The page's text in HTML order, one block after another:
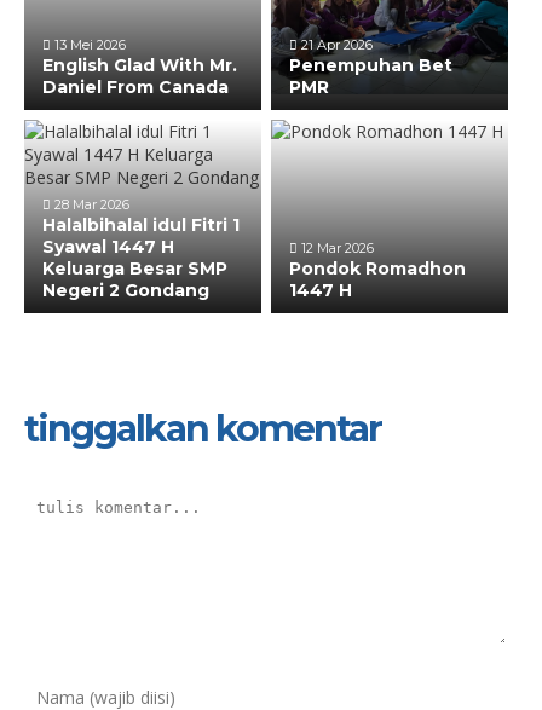
13 Mei 2026
English Glad With Mr.
Daniel From Canada
21 Apr 2026
Penempuhan Bet
PMR
28 Mar 2026
Halalbihalal idul Fitri 1
Syawal 1447 H
Keluarga Besar SMP
Negeri 2 Gondang
12 Mar 2026
Pondok Romadhon
1447 H
tinggalkan komentar